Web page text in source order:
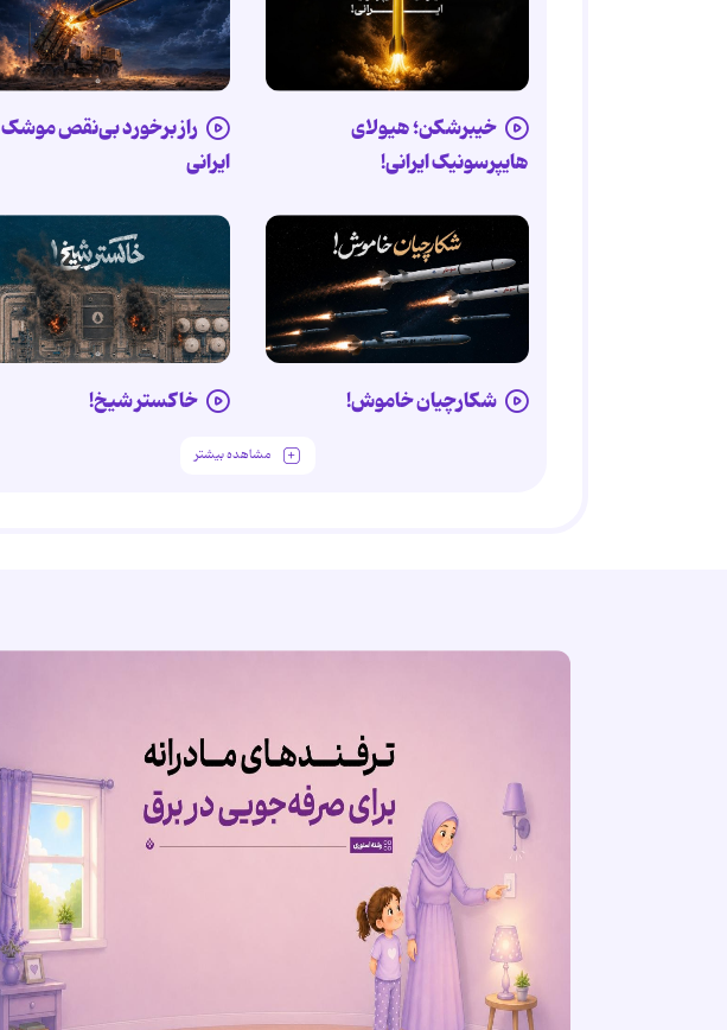
خیبرشکن؛ هیولای
هایپرسونیک ایرانی!
راز برخورد بی‌نقص موشک
ایرانی
شکارچیان خاموش! خاکستر شیخ!
مشاهده بیشتر